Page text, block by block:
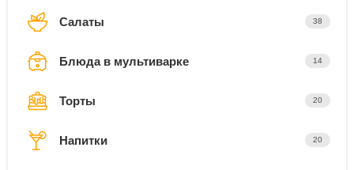
Салаты 38
Блюда в мультиварке 14
Торты 20
Напитки 20